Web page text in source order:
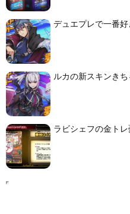
デュエプレで一番
ルカの新スキンきち
ラビシェフの金ト